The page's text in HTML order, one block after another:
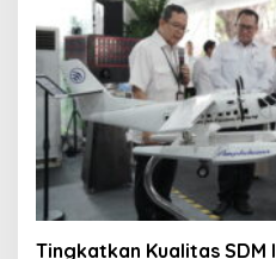
Tingkatkan Kualitas SDM